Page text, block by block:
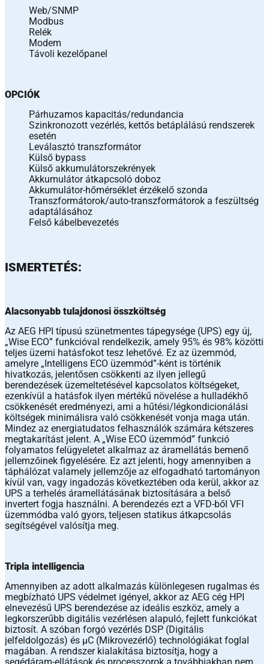
Web/SNMP
Modbus
Relék
Modem
Távoli kezelőpanel
OPCIÓK
Párhuzamos kapacitás/redundancia
Szinkronozott vezérlés, kettős betáplálású rendszerek
esetén
Leválasztó transzformátor
Külső bypass
Külső akkumulátorszekrények
Akkumulátor átkapcsoló doboz
Akkumulátor-hőmérséklet érzékelő szonda
Transzformátorok/auto-transzformátorok a feszültség
adaptálásához
Felső kábelbevezetés
ISMERTETÉS:
Alacsonyabb tulajdonosi összköltség
Az AEG HPI típusú szünetmentes tápegysége (UPS) egy új,
„Wise ECO” funkcióval rendelkezik, amely 95% és 98% közötti
teljes üzemi hatásfokot tesz lehetővé. Ez az üzemmód,
amelyre „Intelligens ECO üzemmód”-ként is történik
hivatkozás, jelentősen csökkenti az ilyen jellegű
berendezések üzemeltetésével kapcsolatos költségeket,
ezenkívül a hatásfok ilyen mértékű növelése a hulladékhő
csökkenését eredményezi, ami a hűtési/légkondicionálási
költségek minimálisra való csökkenését vonja maga után.
Mindez az energiatudatos felhasználók számára kétszeres
megtakarítást jelent. A „Wise ECO üzemmód” funkció
folyamatos felügyeletet alkalmaz az áramellátás bemenő
jellemzőinek figyelésére. Ez azt jelenti, hogy amennyiben a
táphálózat valamely jellemzője az elfogadható tartományon
kívül van, vagy ingadozás következtében oda kerül, akkor az
UPS a terhelés áramellátásának biztosítására a belső
invertert fogja használni. A berendezés ezt a VFD-ből VFI
üzemmódba való gyors, teljesen statikus átkapcsolás
segítségével valósítja meg.
Tripla intelligencia
Amennyiben az adott alkalmazás különlegesen rugalmas és
megbízható UPS védelmet igényel, akkor az AEG cég HPI
elnevezésű UPS berendezése az ideális eszköz, amely a
legkorszerűbb digitális vezérlésen alapuló, fejlett funkciókat
biztosít. A szóban forgó vezérlés DSP (Digitális
jelfeldolgozás) és μC (Mikrovezérlő) technológiákat foglal
magában. A rendszer kialakítása biztosítja, hogy a